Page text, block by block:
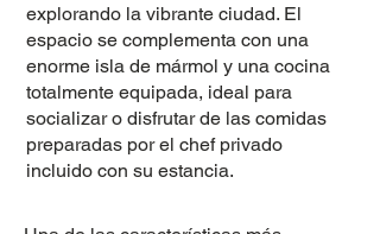
explorando la vibrante ciudad. El
espacio se complementa con una
enorme isla de mármol y una cocina
totalmente equipada, ideal para
socializar o disfrutar de las comidas
preparadas por el chef privado
incluido con su estancia.